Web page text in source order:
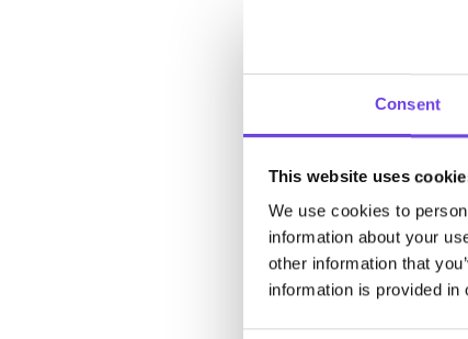
Consent
This website uses
We use cookies to
information about your
other information that
information is provided in
Drittinhalts
Informationen